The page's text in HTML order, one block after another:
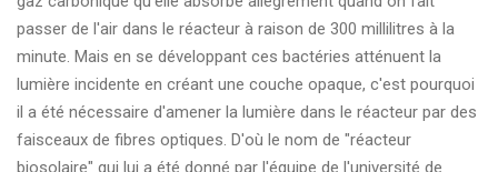
passer de l'air dans le réacteur à raison de 300 millilitres à la
minute. Mais en se développant ces bactéries atténuent la
lumière incidente en créant une couche opaque, c'est pourquoi
il a été nécessaire d'amener la lumière dans le réacteur par des
faisceaux de fibres optiques. D'où le nom de "réacteur
biosolaire" qui lui a été donné par l'équipe de l'université de